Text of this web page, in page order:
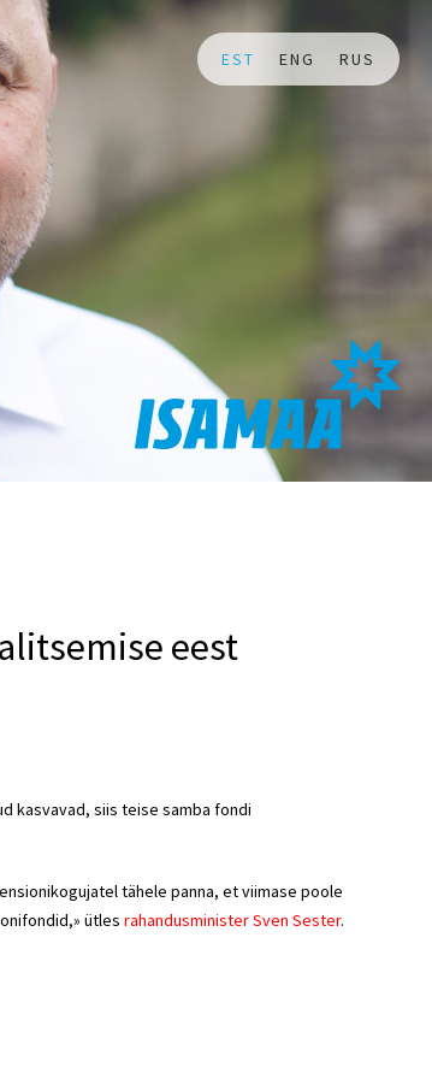
EST ENG RUS
eest
kasvavad, siis teise samba fondi
tähele panna, et viimase poole
ütles rahandusminister Sven Sester.